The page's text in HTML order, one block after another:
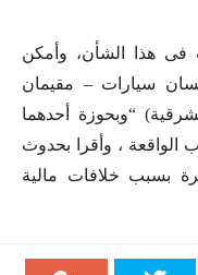
فى هذا الشأن، وأمكن
سيارات – مقيمان
“وبحوزة أحدهما
الواقعة ، وأقرا بحدوث
بسبب خلافات مالية